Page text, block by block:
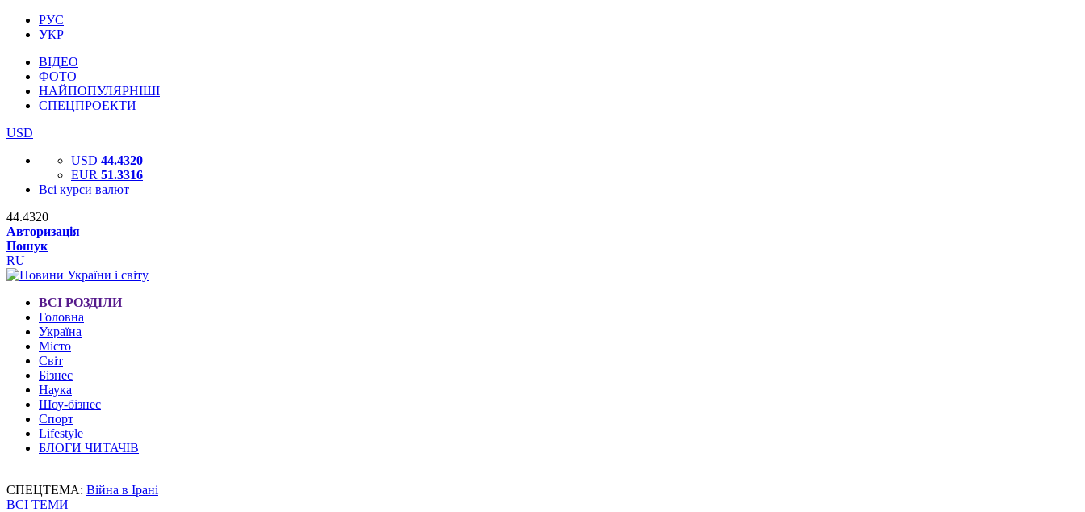
РУС
УКР
ВІДЕО
ФОТО
НАЙПОПУЛЯРНІШІ
СПЕЦПРОЕКТИ
USD
USD 44.4320
EUR 51.3316
Всі курси валют
44.4320
Авторизація
Пошук
RU
ВСІ РОЗДІЛИ
Головна
Україна
Місто
Світ
Бізнес
Наука
Шоу-бізнес
Спорт
Lifestyle
БЛОГИ ЧИТАЧІВ
СПЕЦТЕМА: Війна в Ірані
ВСІ ТЕМИ